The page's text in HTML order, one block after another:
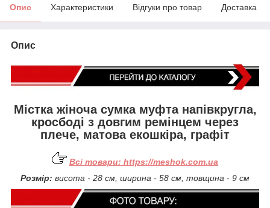
Опис Характеристики Відгуки про товар Доставка
Опис
Містка жіноча сумка муфта напівкругла,
кросбоді з довгим ремінцем через
плече, матова екошкіра, графіт
Всі товари: https://meshok.com.ua
Розмір: висота - 28 см, ширина - 58 см, товщина - 9 см